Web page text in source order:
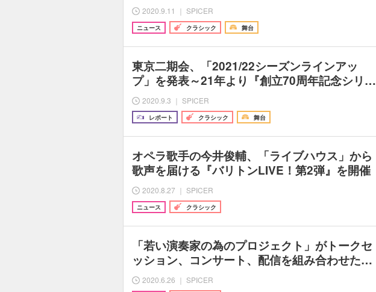
2020.9.11 ｜ SPICER
ニュース クラシック 舞台
東京二期会、「2021/22シーズンラインアッ
プ」を発表～21年より『創立70周年記念シリ…
2020.9.3 ｜ SPICER
レポート クラシック 舞台
オペラ歌手の今井俊輔、「ライブハウス」から
歌声を届ける『バリトンLIVE！第2弾』を開催
2020.8.27 ｜ SPICER
ニュース クラシック
「若い演奏家の為のプロジェクト」がトークセ
ッション、コンサート、配信を組み合わせた…
2020.6.26 ｜ SPICER